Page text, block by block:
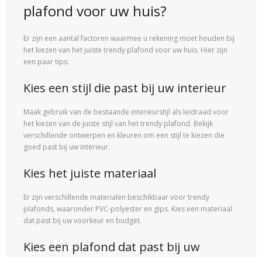
plafond voor uw huis?
Er zijn een aantal factoren waarmee u rekening moet houden bij
het kiezen van het juiste trendy plafond voor uw huis. Hier zijn
een paar tips:
Kies een stijl die past bij uw interieur
Maak gebruik van de bestaande interieurstijl als leidraad voor
het kiezen van de juiste stijl van het trendy plafond. Bekijk
verschillende ontwerpen en kleuren om een stijl te kiezen die
goed past bij uw interieur.
Kies het juiste materiaal
Er zijn verschillende materialen beschikbaar voor trendy
plafonds, waaronder PVC-polyester en gips. Kies een materiaal
dat past bij uw voorkeur en budget.
Kies een plafond dat past bij uw